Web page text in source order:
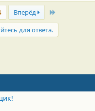
Вперёд
для ответа.
почта